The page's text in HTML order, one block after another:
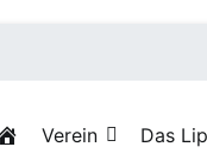
e.V.
Verein Das